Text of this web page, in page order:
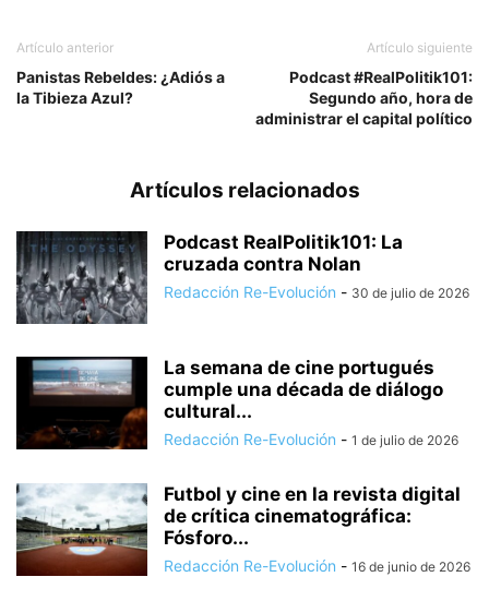
Artículo anterior
Panistas Rebeldes: ¿Adiós a
la Tibieza Azul?
Artículo siguiente
Podcast #RealPolitik101:
Segundo año, hora de
administrar el capital político
Artículos relacionados
Podcast RealPolitik101: La
cruzada contra Nolan
Redacción Re-Evolución - 30 de julio de 2026
La semana de cine portugués
cumple una década de diálogo
cultural...
Redacción Re-Evolución - 1 de julio de 2026
Futbol y cine en la revista digital
de crítica cinematográfica:
Fósforo...
Redacción Re-Evolución - 16 de junio de 2026